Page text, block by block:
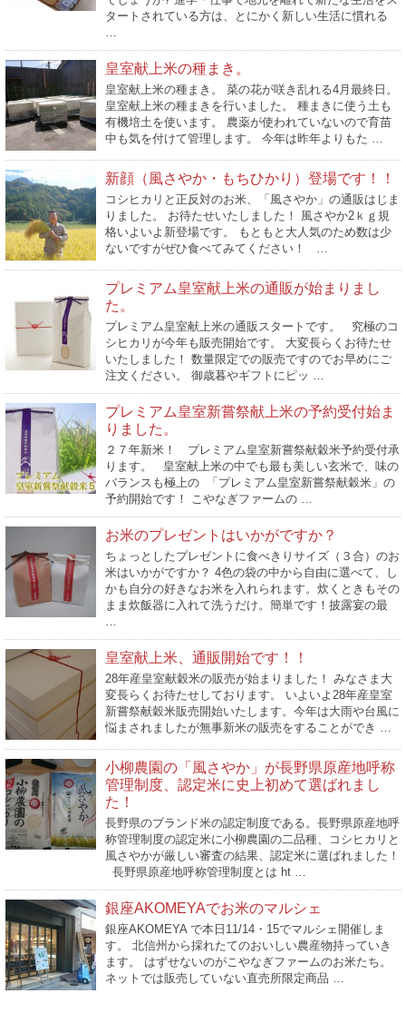
タートされている方は、とにかく新しい生活に慣れる
…
皇室献上米の種まき。
皇室献上米の種まき。 菜の花が咲き乱れる4月最終日。
皇室献上米の種まきを行いました。 種まきに使う土も
有機培土を使います。 農薬が使われていないので育苗
中も気を付けて管理します。 今年は昨年よりもた …
新顔（風さやか・もちひかり）登場です！！
コシヒカリと正反対のお米、「風さやか」の通販はじま
りました。 お待たせいたしました！ 風さやか2ｋｇ規
格いよいよ新登場です。 もともと大人気のため数は少
ないですがぜひ食べてみてください！ …
プレミアム皇室献上米の通販が始まりまし
た。
プレミアム皇室献上米の通販スタートです。 究極のコ
シヒカリが今年も販売開始です。 大変長らくお待たせ
いたしました！ 数量限定での販売ですのでお早めにご
注文ください。 御歳暮やギフトにピッ …
プレミアム皇室新嘗祭献上米の予約受付始ま
りました。
２７年新米！ プレミアム皇室新嘗祭献穀米予約受付承
ります。 皇室献上米の中でも最も美しい玄米で、味の
バランスも極上の 「プレミアム皇室新嘗祭献穀米」の
予約開始です！ こやなぎファームの …
お米のプレゼントはいかがですか？
ちょっとしたプレゼントに食べきりサイズ（３合）のお
米はいかがですか？ 4色の袋の中から自由に選べて、し
かも自分の好きなお米を入れられます。炊くときもその
まま炊飯器に入れて洗うだけ。簡単です！披露宴の最
…
皇室献上米、通販開始です！！
28年産皇室献穀米の販売が始まりました！ みなさま大
変長らくお待たせしております。 いよいよ28年産皇室
新嘗祭献穀米販売開始いたします。今年は大雨や台風に
悩まされましたが無事新米の販売をすることができ …
小柳農園の「風さやか」が長野県原産地呼称
管理制度、認定米に史上初めて選ばれまし
た！
長野県のブランド米の認定制度である。長野県原産地呼
称管理制度の認定米に小柳農園の二品種、コシヒカリと
風さやかが厳しい審査の結果、認定米に選ばれました！
長野県原産地呼称管理制度とは ht …
銀座AKOMEYAでお米のマルシェ
銀座AKOMEYA で本日11/14・15でマルシェ開催しま
す。 北信州から採れたてのおいしい農産物持っていき
ます。 はずせないのがこやなぎファームのお米たち。
ネットでは販売していない直売所限定商品 …